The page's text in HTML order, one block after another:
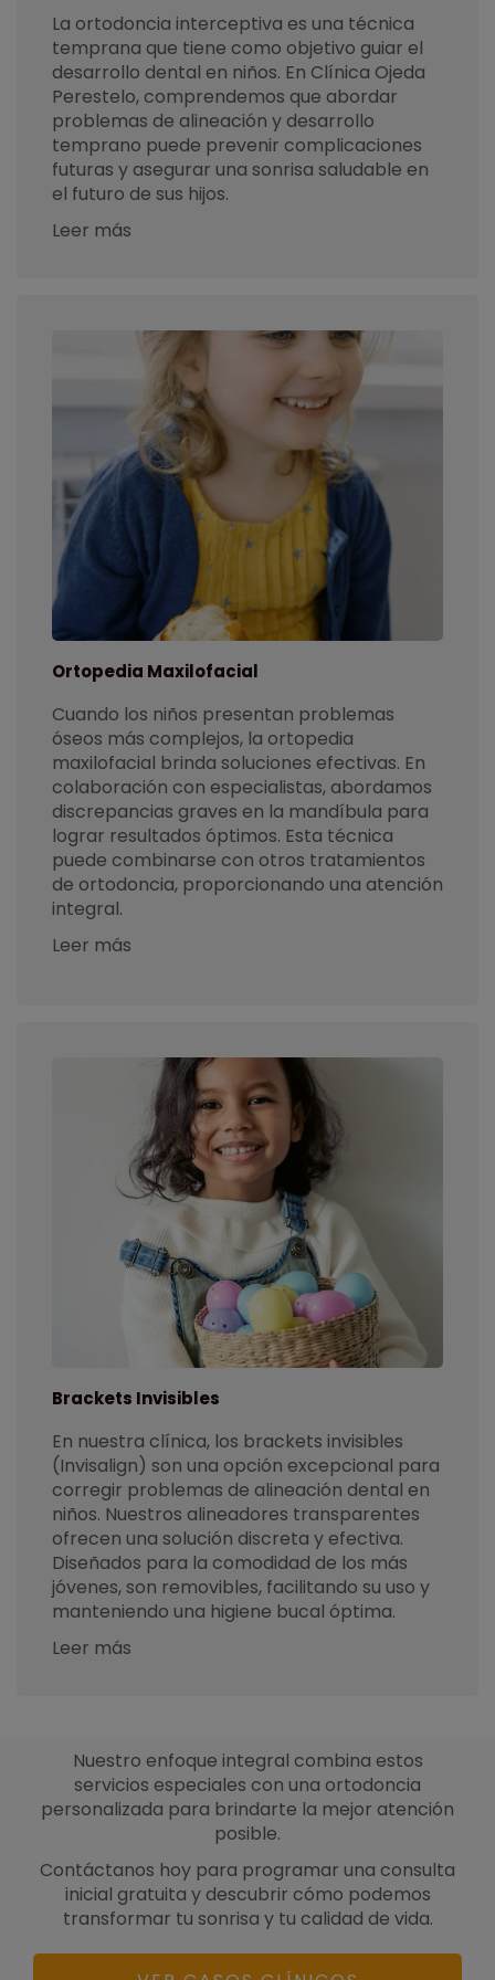
La ortodoncia interceptiva es una técnica
temprana que tiene como objetivo guiar el
desarrollo dental en niños. En Clínica Ojeda
Perestelo, comprendemos que abordar
problemas de alineación y desarrollo
temprano puede prevenir complicaciones
futuras y asegurar una sonrisa saludable en
el futuro de sus hijos.
Leer más
Ortopedia Maxilofacial
Cuando los niños presentan problemas
óseos más complejos, la ortopedia
maxilofacial brinda soluciones efectivas. En
colaboración con especialistas, abordamos
discrepancias graves en la mandíbula para
lograr resultados óptimos. Esta técnica
puede combinarse con otros tratamientos
de ortodoncia, proporcionando una atención
integral.
Leer más
Brackets Invisibles
En nuestra clínica, los brackets invisibles
(Invisalign) son una opción excepcional para
corregir problemas de alineación dental en
niños. Nuestros alineadores transparentes
ofrecen una solución discreta y efectiva.
Diseñados para la comodidad de los más
jóvenes, son removibles, facilitando su uso y
manteniendo una higiene bucal óptima.
Leer más
Nuestro enfoque integral combina estos
servicios especiales con una ortodoncia
personalizada para brindarte la mejor atención
posible.
Contáctanos hoy para programar una consulta
inicial gratuita y descubrir cómo podemos
transformar tu sonrisa y tu calidad de vida.